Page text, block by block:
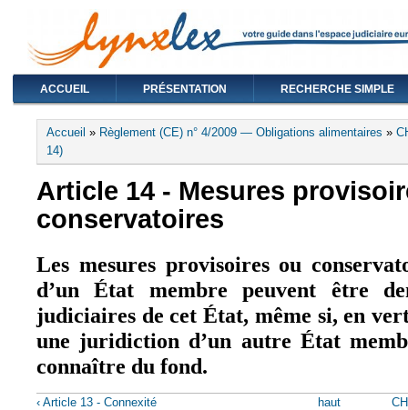
ACCUEIL PRÉSENTATION RECHERCHE SIMPLE
Vous êtes ici
Accueil » Règlement (CE) n° 4/2009 — Obligations alimentaires »
14)
Article 14 - Mesures
conservatoires
Les mesures provisoires ou
d’un État membre peuvent être
judiciaires de cet État, même si, en
une juridiction d’un autre État
connaître du fond.
‹ Article 13 - Connexité haut